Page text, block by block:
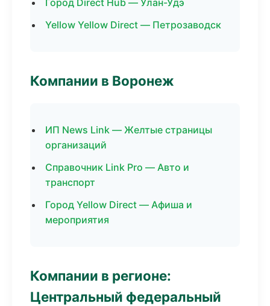
Город Direct Hub — Улан-Удэ
Yellow Yellow Direct — Петрозаводск
Компании в Воронеж
ИП News Link — Желтые страницы
организаций
Справочник Link Pro — Авто и
транспорт
Город Yellow Direct — Афиша и
мероприятия
Компании в регионе:
Центральный федеральный